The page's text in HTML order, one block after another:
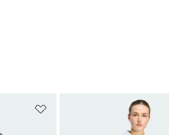
Lägg till på önskelistan